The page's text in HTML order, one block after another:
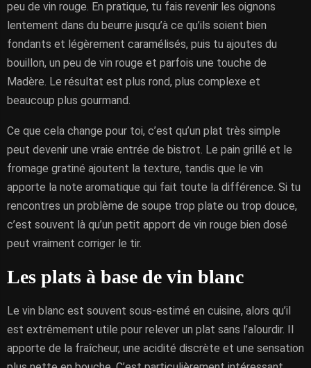
peu de vin rouge. En pratique, tu fais revenir les oignons
lentement dans du beurre jusqu’à ce qu’ils soient bien
fondants et légèrement caramélisés, puis tu ajoutes du
bouillon, un peu de vin rouge et parfois une touche de
Madère. Le résultat est plus rond, plus complexe et
beaucoup plus gourmand.
Ce que cela change pour toi, c’est qu’un plat très simple
peut devenir une vraie entrée de bistrot. Le pain grillé et le
fromage gratiné ajoutent la texture, tandis que le vin
apporte la note aromatique qui fait toute la différence. Si tu
rencontres un problème de soupe trop plate ou trop douce,
c’est souvent là qu’un petit apport de vin rouge bien dosé
peut vraiment corriger le tir.
Les plats à base de vin blanc
Le vin blanc est souvent sous-estimé en cuisine, alors qu’il
est extrêmement utile pour relever un plat sans l’alourdir. Il
apporte de la fraîcheur, une acidité discrète et une sensation